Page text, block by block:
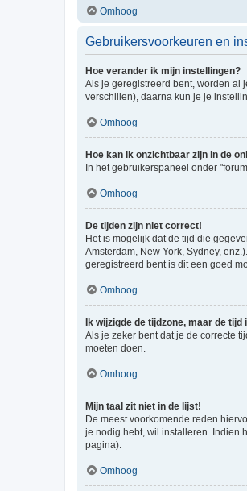
Omhoog
Gebruikersvoorkeuren en
Hoe verander ik mijn instellingen?
Als je geregistreerd bent, worden al
verschillen), daarna kun je je
Omhoog
Hoe kan ik onzichtbaar zijn in de
In het gebruikerspaneel onder
Omhoog
De tijden zijn niet correct!
Het is mogelijk dat de tijd die
Amsterdam, New York, Sydney,
geregistreerd bent is dit een goed
Omhoog
Ik wijzigde de tijdzone, maar de
Als je zeker bent dat je de correcte
moeten doen.
Omhoog
Mijn taal zit niet in de lijst!
De meest voorkomende reden
je nodig hebt, wil installeren. Indien
pagina).
Omhoog